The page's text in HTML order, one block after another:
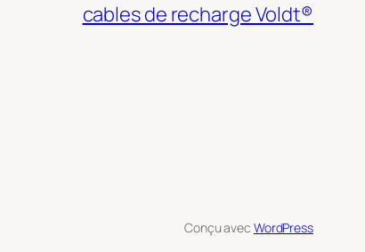
cables de recharge Voldt®
Conçu avec WordPress